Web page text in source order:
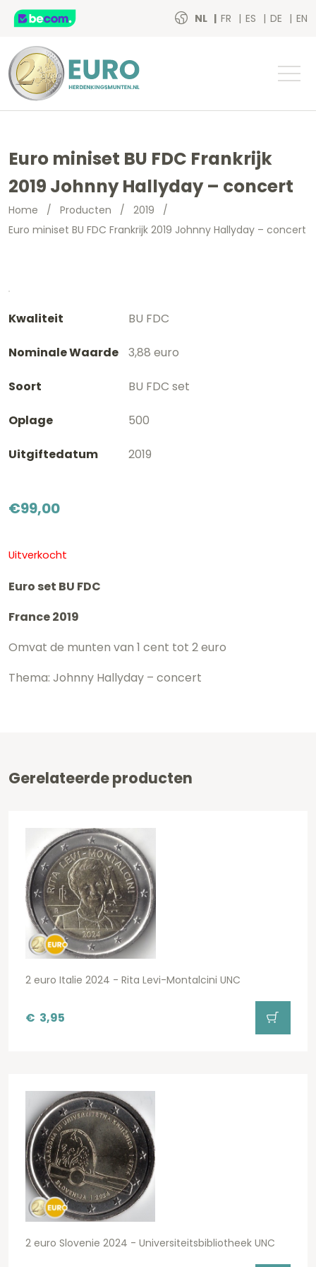
NL FR ES DE EN
Euro miniset BU FDC Frankrijk
2019 Johnny Hallyday – concert
Home / Producten / 2019 /
Euro miniset BU FDC Frankrijk 2019 Johnny Hallyday – concert
Kwaliteit BU FDC
Nominale Waarde 3,88 euro
Soort BU FDC set
Oplage 500
Uitgiftedatum 2019
€99,00
Uitverkocht
Euro set BU FDC
France 2019
Omvat de munten van 1 cent tot 2 euro
Thema: Johnny Hallyday – concert
Gerelateerde producten
2 euro Italie 2024 - Rita Levi-Montalcini UNC
€ 3,95
2 euro Slovenie 2024 - Universiteitsbibliotheek UNC